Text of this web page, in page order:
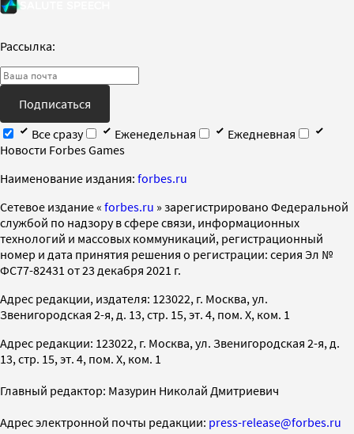
Рассылка:
Подписаться
Все сразу
Еженедельная
Ежедневная
Новости Forbes Games
Наименование издания: forbes.ru
Cетевое издание « forbes.ru » зарегистрировано Федеральной
службой по надзору в сфере связи, информационных
технологий и массовых коммуникаций, регистрационный
номер и дата принятия решения о регистрации: серия Эл №
ФС77-82431 от 23 декабря 2021 г.
Адрес редакции, издателя: 123022, г. Москва, ул.
Звенигородская 2-я, д. 13, стр. 15, эт. 4, пом. X, ком. 1
Адрес редакции: 123022, г. Москва, ул. Звенигородская 2-я, д.
13, стр. 15, эт. 4, пом. X, ком. 1
Главный редактор: Мазурин Николай Дмитриевич
Адрес электронной почты редакции: press-release@forbes.ru